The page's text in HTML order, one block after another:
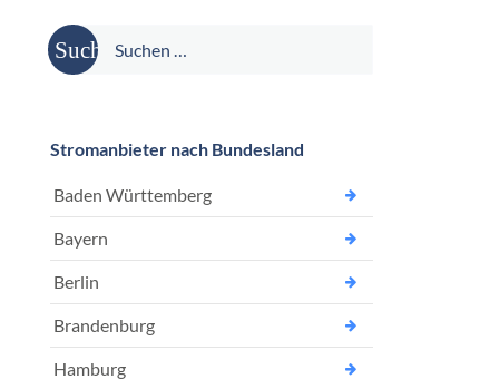
Suche
nach:
Stromanbieter nach Bundesland
Baden Württemberg
Bayern
Berlin
Brandenburg
Hamburg